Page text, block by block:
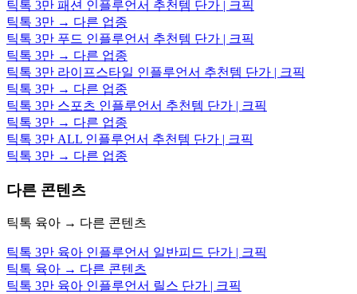
틱톡 3만 패션 인플루언서 추천템 단가 | 크픽
틱톡 3만 → 다른 업종
틱톡 3만 푸드 인플루언서 추천템 단가 | 크픽
틱톡 3만 → 다른 업종
틱톡 3만 라이프스타일 인플루언서 추천템 단가 | 크픽
틱톡 3만 → 다른 업종
틱톡 3만 스포츠 인플루언서 추천템 단가 | 크픽
틱톡 3만 → 다른 업종
틱톡 3만 ALL 인플루언서 추천템 단가 | 크픽
틱톡 3만 → 다른 업종
다른 콘텐츠
틱톡 육아 → 다른 콘텐츠
틱톡 3만 육아 인플루언서 일반피드 단가 | 크픽
틱톡 육아 → 다른 콘텐츠
틱톡 3만 육아 인플루언서 릴스 단가 | 크픽